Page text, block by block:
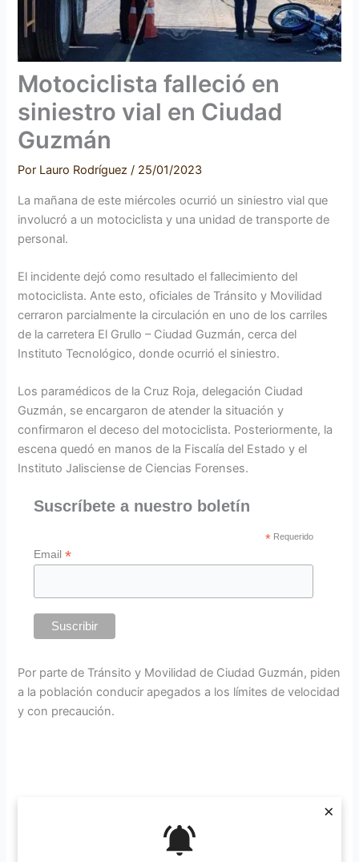
×
Motociclista falleció en
siniestro vial en Ciudad
Guzmán
Por Lauro Rodríguez/ 25/01/2023
La mañana de este miércoles ocurrió un siniestro vial que
involucró a un motociclista y una unidad de transporte de
personal.
El incidente dejó como resultado el fallecimiento del
motociclista. Ante esto, oficiales de Tránsito y Movilidad
cerraron parcialmente la circulación en uno de los carriles
de la carretera El Grullo – Ciudad Guzmán, cerca del
Instituto Tecnológico, donde ocurrió el siniestro.
Los paramédicos de la Cruz Roja, delegación Ciudad
Guzmán, se encargaron de atender la situación y
confirmaron el deceso del motociclista. Posteriormente, la
escena quedó en manos de la Fiscalía del Estado y el
Instituto Jalisciense de Ciencias Forenses.
Suscríbete a nuestro boletín
* Requerido
Email*
Por parte de Tránsito y Movilidad de Ciudad Guzmán, piden
a la población conducir apegados a los límites de velocidad
y con precaución.